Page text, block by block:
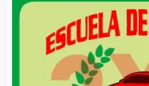
Autopartes Eléctricas
Avaluos